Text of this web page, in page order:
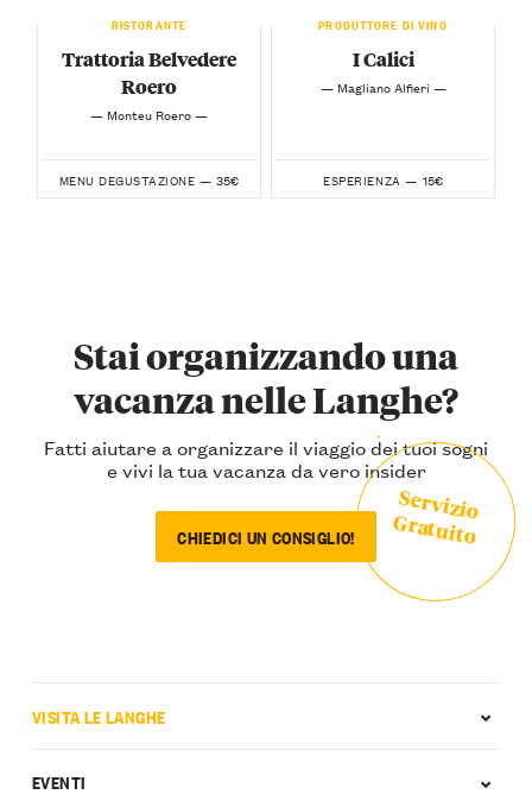
RISTORANTE
Trattoria Belvedere
Roero
— Monteu Roero —
MENU DEGUSTAZIONE — 35€
PRODUTTORE DI VINO
I Calici
— Magliano Alfieri —
ESPERIENZA — 15€
Stai organizzando una
vacanza nelle Langhe?
Fatti aiutare a organizzare il viaggio dei tuoi sogni
e vivi la tua vacanza da vero insider
CHIEDICI UN CONSIGLIO!
Servizio
Gratuito
VISITA LE LANGHE
EVENTI